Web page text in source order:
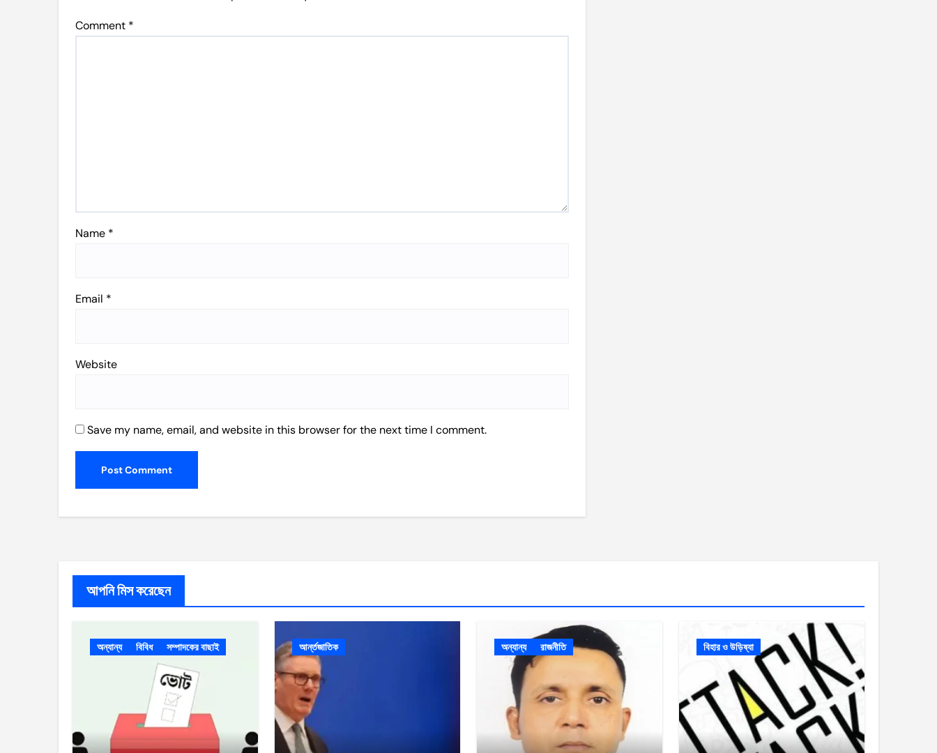
Comment *
Name *
Email *
Website
Save my name, email, and website in this browser for the next time I comment.
আপনি মিস করেছেন
অন্যান্য বিবিধ সম্পাদকের বাছাই আর্ন্তজাতিক অন্যান্য রাজনীতি বিহার ও উড়িষ্যা